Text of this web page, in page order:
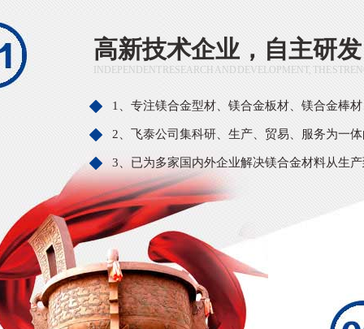
高新技术企业，自主研
INDEPENDENT RESEARCH AND DEVELOPMENT, THE
1、专注镁合金型材、镁合金板材、镁合金棒
2、飞泰公司集科研、生产、贸易、服务为一
3、已为多家国内外企业解决镁合金材料从生